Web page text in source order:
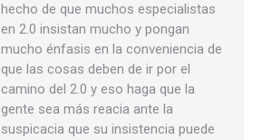
hecho de que muchos especialistas
en 2.0 insistan mucho y pongan
mucho énfasis en la conveniencia de
que las cosas deben de ir por el
camino del 2.0 y eso haga que la
gente sea más reacia ante la
suspicacia que su insistencia puede